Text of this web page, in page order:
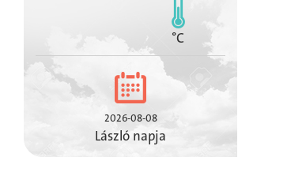
°C
2026-08-08
László napja